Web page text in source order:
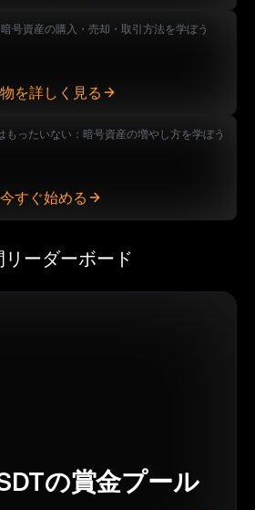
号資産の購入・売却・取引方法を学ぼう
を詳しく見る
もったいない：暗号資産の増やし方を学ぼう
今すぐ始める
リーダーボード
の賞金プール